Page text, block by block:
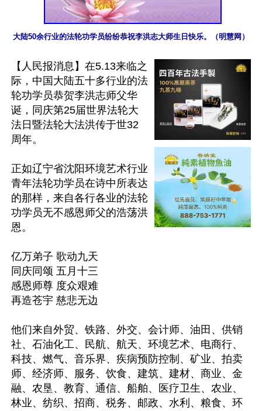
大陆50余行业的法轮功学员纷纷恭祝李洪志大师生日快乐。（明慧网）
【人民报消息】在5.13来临之
际，中国大陆五十多行业的法
轮功学员恭贺李洪志师父华
诞，同庆第25届世界法轮大
法日暨法轮大法洪传于世32
周年。
正如辽宁省沈阳环境艺术行业
青年法轮功学员在诗中所表达
的那样，来自各行各业的法轮
功学员无不感恩师父的浩荡洪
恩。
亿万弟子 歌动九天
同庆同颂 五月十三
感恩师尊 度众艰难
再造苍宇 慈悲无边
他们来自外贸、铁路、外交、会计师、油田、供销
社、石油化工、民航、航天、环境艺术、电商行、
科技、燃气、音乐界、疾病预防控制、矿业、拍卖
师、经济师、服务、饮食、建筑、建材、商业、金
融、农垦、教育、通信、船舶、医疗卫生、农业、
林业、纺织、招商、税务、邮政、水利、粮食、环